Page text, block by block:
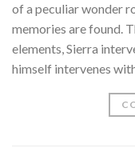
of a peculiar wonder
memories are found.
elements, Sierra
himself intervenes